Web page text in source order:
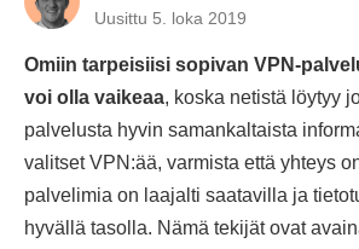
Uusittu 5. loka 2019
Omiin tarpeisiisi sopivan VPN-
voi olla vaikeaa, koska netistä löytyy
palvelusta hyvin samankaltaista
valitset VPN:ää, varmista että yhteys
palvelimia on laajalti saatavilla ja
hyvällä tasolla. Nämä tekijät ovat